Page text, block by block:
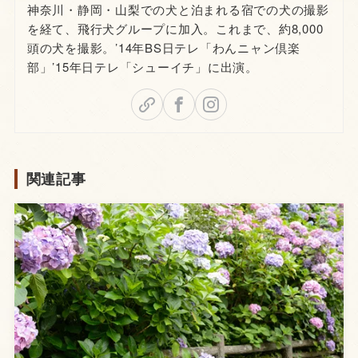
神奈川・静岡・山梨での犬と泊まれる宿での犬の撮影
を経て、飛行犬グループに加入。これまで、約8,000
頭の犬を撮影。’14年BS日テレ「わんニャン倶楽
部」’15年日テレ「シューイチ」に出演。
関連記事